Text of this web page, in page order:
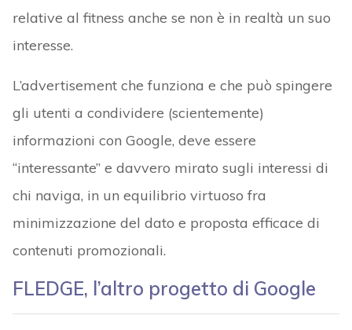
relative al fitness anche se non è in realtà un suo
interesse.
L’advertisement che funziona e che può spingere
gli utenti a condividere (scientemente)
informazioni con Google, deve essere
“interessante” e davvero mirato sugli interessi di
chi naviga, in un equilibrio virtuoso fra
minimizzazione del dato e proposta efficace di
contenuti promozionali.
FLEDGE, l’altro progetto di Google